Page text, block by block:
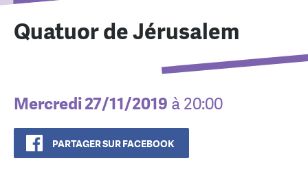
Quatuor de Jérusalem
Mercredi 27/11/2019 à 20:00
PARTAGER SUR FACEBOOK